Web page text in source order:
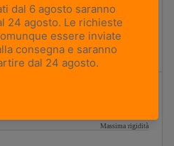
Massima rigidità